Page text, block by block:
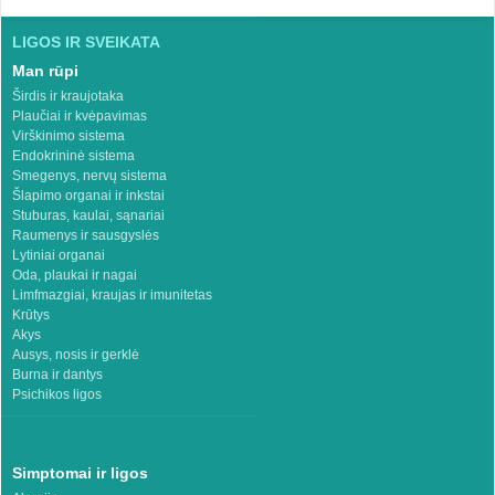
LIGOS IR SVEIKATA
Man rūpi
Širdis ir kraujotaka
Plaučiai ir kvėpavimas
Virškinimo sistema
Endokrininė sistema
Smegenys, nervų sistema
Šlapimo organai ir inkstai
Stuburas, kaulai, sąnariai
Raumenys ir sausgyslės
Lytiniai organai
Oda, plaukai ir nagai
Limfmazgiai, kraujas ir imunitetas
Krūtys
Akys
Ausys, nosis ir gerklė
Burna ir dantys
Psichikos ligos
Simptomai ir ligos